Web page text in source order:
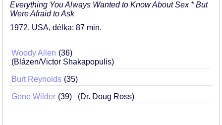
Everything You Always Wanted to Know About Sex * But
Were Afraid to Ask
1972 USA délka: 87 min
Woody Allen
36
(Blázen/Victor Shakapopulis)
Burt Reynolds 35
Gene Wilder 39 (Dr. Doug Ross)